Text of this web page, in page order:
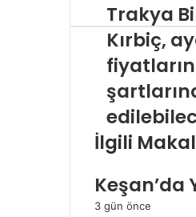
Trakya
Kırbiç,
İlgili
Keşan’da
3 gün önce